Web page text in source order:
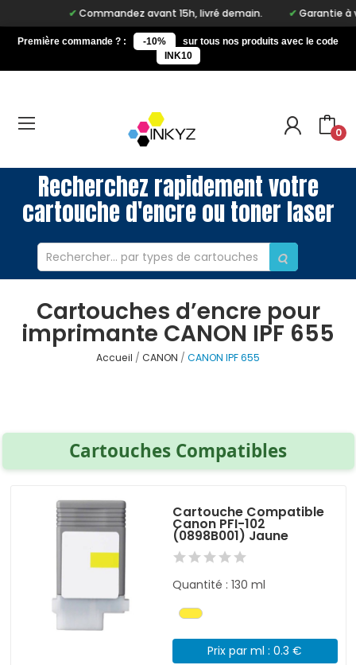
Commandez avant 15h, livré demain. Garantie à vie
Première commande ? : -10%
sur tous nos produits avec le code
INK10
0
Recherchez rapidement votre
cartouche d'encre ou toner laser
Cartouches d’encre pour
imprimante CANON IPF 655
Accueil CANON CANON IPF 655
Cartouches Compatibles
Cartouche Compatible
Canon PFI-102
(0898B001) Jaune
Quantité : 130 ml
Prix par ml : 0.3 €